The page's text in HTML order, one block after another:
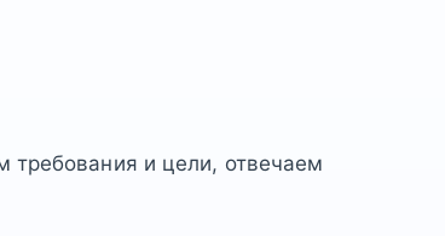
требования и цели, отвечаем